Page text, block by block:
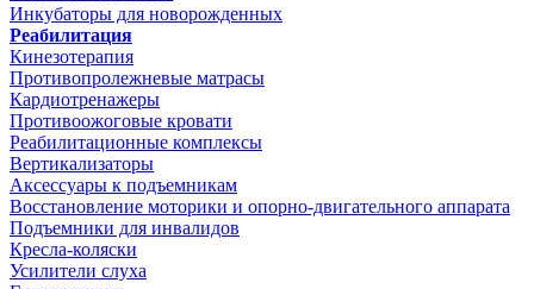
Инкубаторы для новорожденных
Реабилитация
Кинезотерапия
Противопролежневые матрасы
Кардиотренажеры
Противоожоговые кровати
Реабилитационные комплексы
Вертикализаторы
Аксессуары к подъемникам
Восстановление моторики и опорно-двигательного аппарата
Подъемники для инвалидов
Кресла-коляски
Усилители слуха